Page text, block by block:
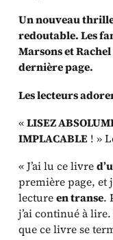
Un nouveau
redoutable. Les
Marsons et
dernière page.
Les lecteurs
«LISEZ
IMPLACABLE ! »
« J’ai lu ce livre
première page, et
lectureen transe.
j’ai continué à
que ce livre se